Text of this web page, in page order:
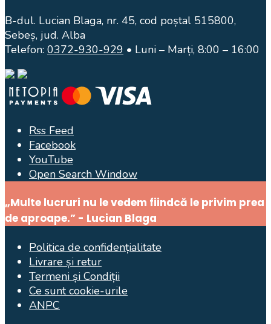
B-dul. Lucian Blaga, nr. 45, cod poștal 515800,
Sebeș, jud. Alba
Telefon: 0372-930-929 • Luni – Marți, 8:00 – 16:00
Rss Feed
Facebook
YouTube
Open Search Window
„Multe lucruri nu le vedem fiindcă le privim prea
de aproape.” - Lucian Blaga
Politica de confidențialitate
Livrare și retur
Termeni și Condiții
Ce sunt cookie-urile
ANPC